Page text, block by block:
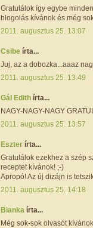
Gratulálok így egybe
blogolás kívánok és még
2011. augusztus 25. 13:07
Csibe írta...
Juj, az a dobozka...aaaz
2011. augusztus 25. 13:49
Gál Edith írta...
NAGY-NAGY-NAGY
2011. augusztus 25. 13:57
Eszter írta...
Gratulálok ezekhez a szép
receptet kívánok! ;-)
Apropó! Az új dizájn is
2011. augusztus 25. 14:18
Bianka írta...
Még sok-sok olvasót kívánok